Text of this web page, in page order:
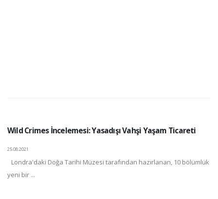
Wild Crimes İncelemesi: Yasadışı Vahşi Yaşam Ticareti
25.08.2021
Londra'daki Doğa Tarihi Müzesi tarafından hazırlanan, 10 bölümlük
yeni bir ...